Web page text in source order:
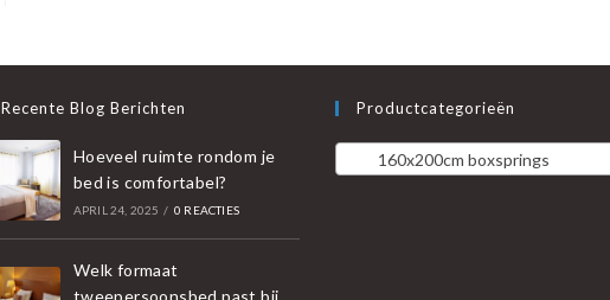
Recente Blog Berichten
Hoeveel ruimte rondom je
bed is comfortabel?
APRIL 24, 2025 / 0 REACTIES
Welk formaat
tweepersoonsbed past bij
Productcategorieën
160x200cm boxsprings